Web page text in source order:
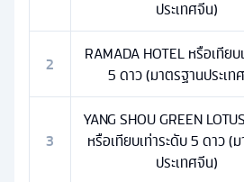
ประเทศจีน)
2
RAMADA HOTEL หรือเทียบ
5 ดาว (มาตรฐานประเท
3
YANG SHOU GREEN
หรือเทียบเท่าระดับ 5 ดาว (
ประเทศจีน)